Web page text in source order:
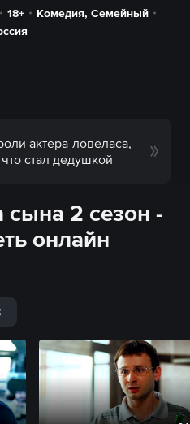
18+ Комедия, Семейный
актера-ловеласа,
стал дедушкой
сына 2 сезон -
онлайн